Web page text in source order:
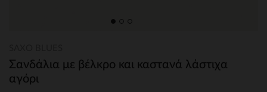
Σανδάλια με βέλκρο και καστανά λάστιχα
αγόρι